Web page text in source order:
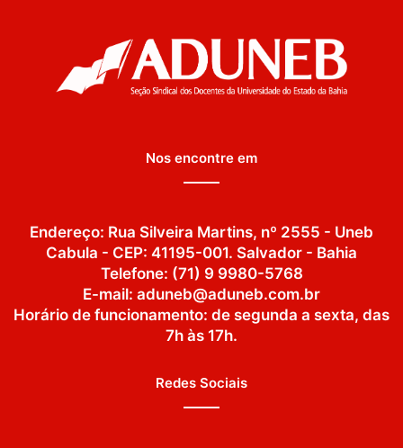
Nos encontre em
Endereço: Rua Silveira Martins, nº 2555 - Uneb
Cabula - CEP: 41195-001. Salvador - Bahia
Telefone: (71) 9 9980-5768
E-mail: aduneb@aduneb.com.br
Horário de funcionamento: de segunda a sexta, das
7h às 17h.
Redes Sociais